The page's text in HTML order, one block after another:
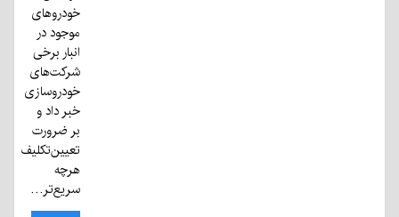
خودروهای
موجود در
انبار برخی
شرکت‌های
خودروسازی
خبر داد و
بر ضرورت
تعیین‌تکلیف
هرچه
سریع‌تر…